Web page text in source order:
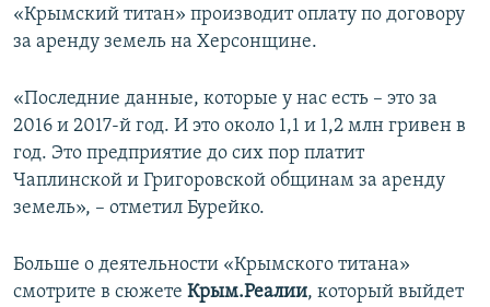
«Крымский титан» производит оплату по договору
за аренду земель на Херсонщине.
«Последние данные, которые у нас есть – это за
2016 и 2017-й год. И это около 1,1 и 1,2 млн гривен в
год. Это предприятие до сих пор платит
Чаплинской и Григоровской общинам за аренду
земель», – отметил Бурейко.
Больше о деятельности «Крымского титана»
смотрите в сюжете Крым.Реалии, который выйдет